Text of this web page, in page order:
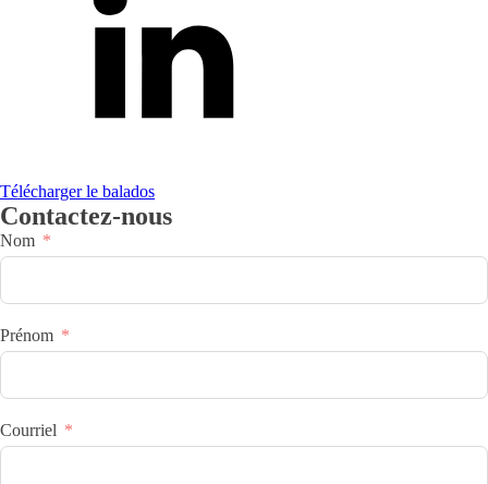
Télécharger le balados
Contactez-nous
Nom
Prénom
Courriel